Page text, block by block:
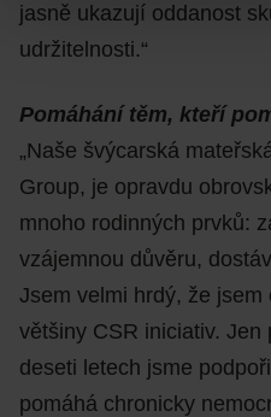
jasně ukazují oddanost
udržitelnosti.“
Pomáhání těm, kteří
„Naše švýcarská
Group, je opravdu
mnoho rodinných prvků:
vzájemnou důvěru,
Jsem velmi hrdý, že jsem
většiny CSR iniciativ.
deseti letech jsme
pomáhá chronicky